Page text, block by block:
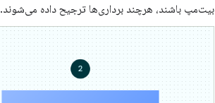
بیت‌مپ باشند، هرچند برداری‌ها ترجیح داده می‌شوند.